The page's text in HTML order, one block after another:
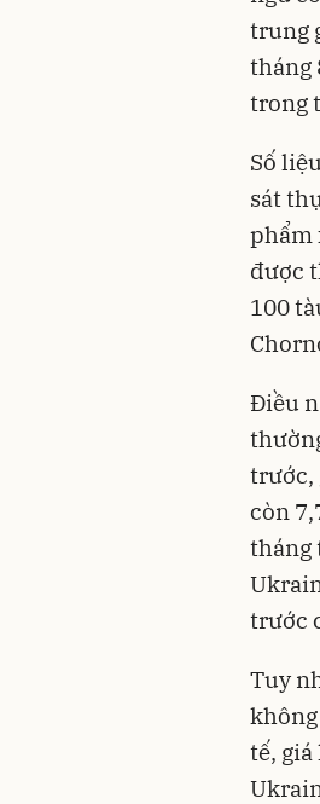
trung
tháng
trong
Số
sát
phẩm
được
100
Điều
trước,
còn
tháng
trước
Tuy
tế, giá